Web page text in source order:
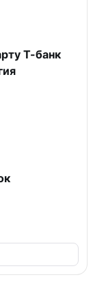
Т-банк